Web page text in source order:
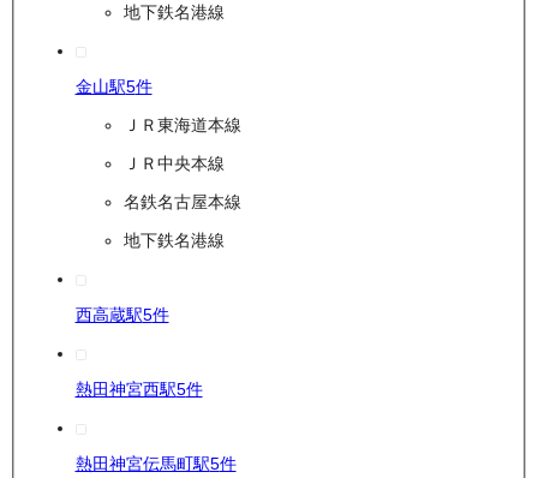
地下鉄名港線
金山駅5件
ＪＲ東海道本線
ＪＲ中央本線
名鉄名古屋本線
地下鉄名港線
西高蔵駅5件
熱田神宮西駅5件
熱田神宮伝馬町駅5件